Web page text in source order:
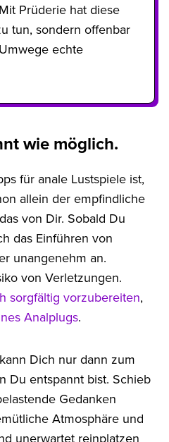
Prüderie hat diese
tun, sondern offenbar
echte
wie möglich.
für anale Lustspiele ist,
allein der empfindliche
von Dir. Sobald Du
das Einführen von
unangenehm an.
von Verletzungen.
sorgfältig vorzubereiten,
Analplugs.
Dich nur dann zum
Du entspannt bist. Schieb
Gedanken
Atmosphäre und
unerwartet reinplatzen